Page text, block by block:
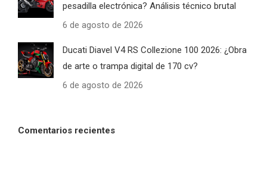
pesadilla electrónica? Análisis técnico brutal
6 de agosto de 2026
Ducati Diavel V4 RS Collezione 100 2026: ¿Obra
de arte o trampa digital de 170 cv?
6 de agosto de 2026
Comentarios recientes